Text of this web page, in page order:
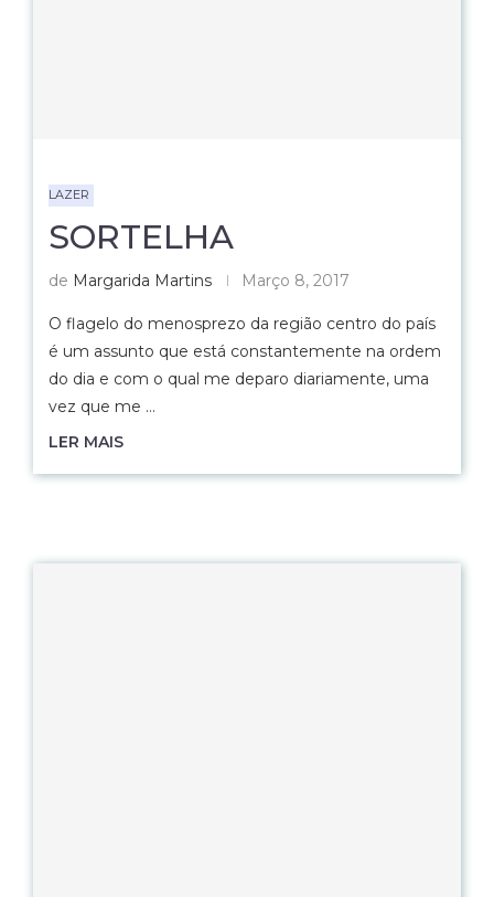
LAZER
SORTELHA
de Margarida Martins Março 8, 2017
O flagelo do menosprezo da região centro do país
é um assunto que está constantemente na ordem
do dia e com o qual me deparo diariamente, uma
vez que me …
LER MAIS